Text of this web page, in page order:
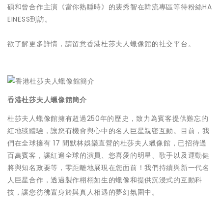
碩和曾合作主演《當你熟睡時》的裴秀智在韓流專區等待粉絲HA
EINESS到訪。
欲了解更多詳情，請留意香港杜莎夫人蠟像館的社交平台。
香港杜莎夫人蠟像館簡介
杜莎夫人蠟像館擁有超過250年的歷史，致力為賓客提供難忘的
紅地毯體驗，讓您有機會與心中的名人巨星親密互動。目前，我
們在全球擁有 17 間默林娛樂直營的杜莎夫人蠟像館，已招待過
百萬賓客，讓紅遍全球的演員、您喜愛的明星、歌手以及運動健
將與知名政要等，零距離地展現在您面前！我們持續與新一代名
人巨星合作，透過製作栩栩如生的蠟像和提供沉浸式的互動科
技，讓您彷彿置身於與真人相遇的夢幻氛圍中。